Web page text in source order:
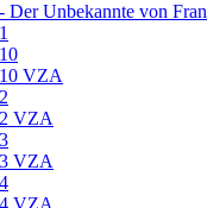
Unbekannte von
VZA
VZA
VZA
VZA